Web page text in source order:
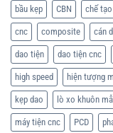
bầu kẹp CBN chế tạo
cnc composite cán
dao tiện dao tiện cnc
high speed hiện tượng
kẹp dao lò xo khuôn
máy tiện cnc PCD